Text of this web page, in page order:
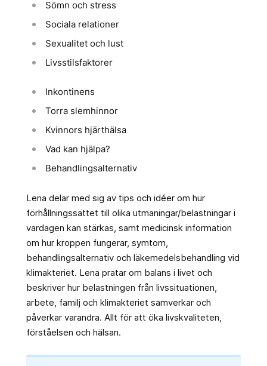
Sömn och stress
Sociala relationer
Sexualitet och lust
Livsstilsfaktorer
Inkontinens
Torra slemhinnor
Kvinnors hjärthälsa
Vad kan hjälpa?
Behandlingsalternativ
Lena delar med sig av tips och idéer om hur
förhållningssättet till olika utmaningar/belastningar i
vardagen kan stärkas, samt medicinsk information
om hur kroppen fungerar, symtom,
behandlingsalternativ och läkemedelsbehandling vid
klimakteriet. Lena pratar om balans i livet och
beskriver hur belastningen från livssituationen,
arbete, familj och klimakteriet samverkar och
påverkar varandra. Allt för att öka livskvaliteten,
förståelsen och hälsan.